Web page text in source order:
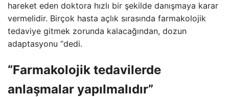
hareket eden doktora hızlı bir şekilde danışmaya karar
vermelidir. Birçok hasta açlık sırasında farmakolojik
tedaviye gitmek zorunda kalacağından, dozun
adaptasyonu “dedi.
“Farmakolojik tedavilerde
anlaşmalar yapılmalıdır”